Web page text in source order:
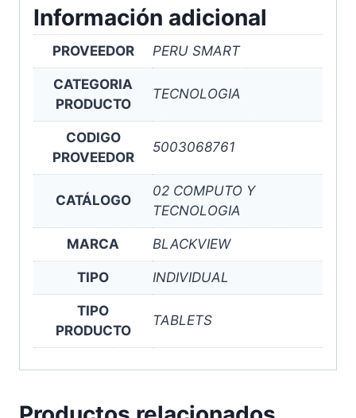
Información adicional
PROVEEDOR PERU SMART
CATEGORIA
PRODUCTO
TECNOLOGIA
CODIGO
PROVEEDOR
5003068761
CATÁLOGO
02 COMPUTO Y
TECNOLOGIA
MARCA BLACKVIEW
TIPO INDIVIDUAL
TIPO
PRODUCTO
TABLETS